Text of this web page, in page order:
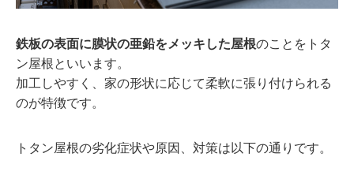
鉄板の表面に膜状の亜鉛をメッキした屋根のことをトタ
ン屋根といいます。
加工しやすく、家の形状に応じて柔軟に張り付けられる
のが特徴です。
トタン屋根の劣化症状や原因、対策は以下の通りです。